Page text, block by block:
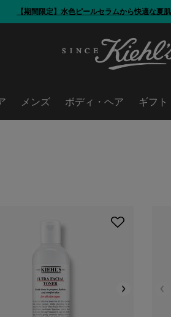
【期間限定】水色ピールセラムから快適な夏
メンズ ボディ・ヘア ギフト